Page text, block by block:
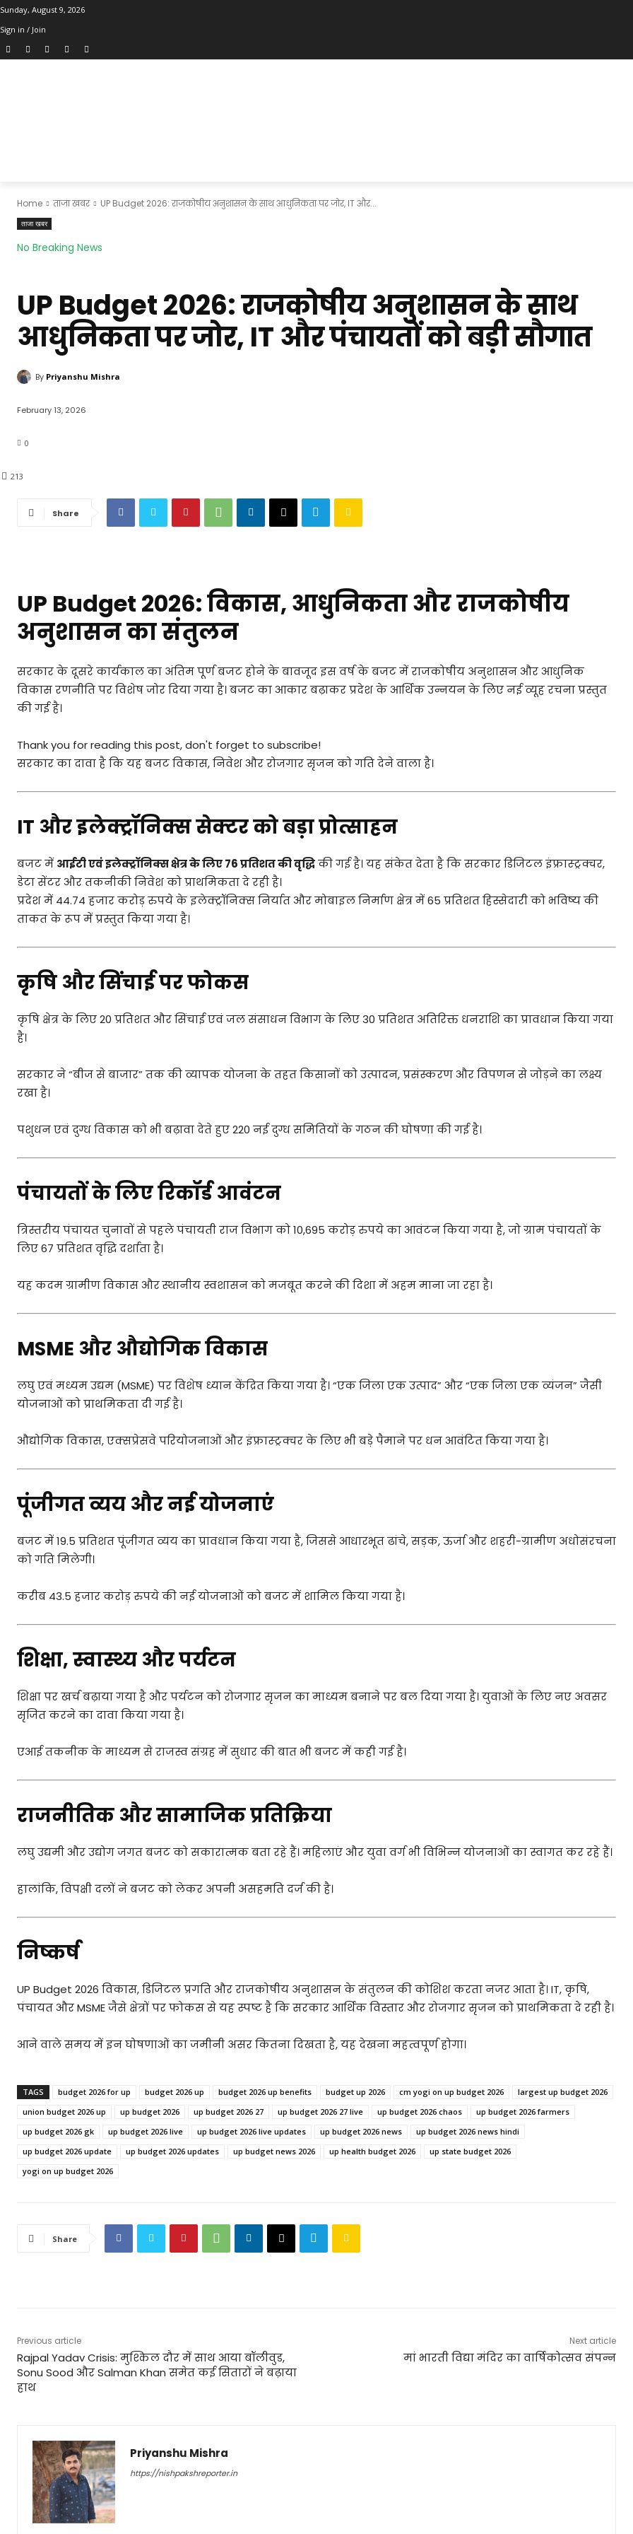
Sunday, August 9, 2026
Sign in / Join
Home ताजा खबर UP Budget 2026: राजकोषीय अनुशासन के साथ आधुनिकता पर जोर, IT और...
ताजा खबर
No Breaking News
UP Budget 2026: राजकोषीय अनुशासन के साथ
आधुनिकता पर जोर, IT और पंचायतों को बड़ी सौगात
By Priyanshu Mishra
February 13, 2026
0
213
Share
UP Budget 2026: विकास, आधुनिकता और राजकोषीय
अनुशासन का संतुलन
सरकार के दूसरे कार्यकाल का अंतिम पूर्ण बजट होने के बावजूद इस वर्ष के बजट में राजकोषीय अनुशासन और आधुनिक
विकास रणनीति पर विशेष जोर दिया गया है। बजट का आकार बढ़ाकर प्रदेश के आर्थिक उन्नयन के लिए नई व्यूह रचना प्रस्तुत
की गई है।
Thank you for reading this post, don't forget to subscribe!
सरकार का दावा है कि यह बजट विकास, निवेश और रोजगार सृजन को गति देने वाला है।
IT और इलेक्ट्रॉनिक्स सेक्टर को बड़ा प्रोत्साहन
बजट में आईटी एवं इलेक्ट्रॉनिक्स क्षेत्र के लिए 76 प्रतिशत की वृद्धिकी गई है। यह संकेत देता है कि सरकार डिजिटल इंफ्रास्ट्रक्चर,
डेटा सेंटर और तकनीकी निवेश को प्राथमिकता दे रही है।
प्रदेश में 44.74 हजार करोड़ रुपये के इलेक्ट्रॉनिक्स निर्यात और मोबाइल निर्माण क्षेत्र में 65 प्रतिशत हिस्सेदारी को भविष्य की
ताकत के रूप में प्रस्तुत किया गया है।
कृषि और सिंचाई पर फोकस
कृषि क्षेत्र के लिए 20 प्रतिशत और सिंचाई एवं जल संसाधन विभाग के लिए 30 प्रतिशत अतिरिक्त धनराशि का प्रावधान किया गया
है।
सरकार ने “बीज से बाजार” तक की व्यापक योजना के तहत किसानों को उत्पादन, प्रसंस्करण और विपणन से जोड़ने का लक्ष्य
रखा है।
पशुधन एवं दुग्ध विकास को भी बढ़ावा देते हुए 220 नई दुग्ध समितियों के गठन की घोषणा की गई है।
पंचायतों के लिए रिकॉर्ड आवंटन
त्रिस्तरीय पंचायत चुनावों से पहले पंचायती राज विभाग को 10,695 करोड़ रुपये का आवंटन किया गया है, जो ग्राम पंचायतों के
लिए 67 प्रतिशत वृद्धि दर्शाता है।
यह कदम ग्रामीण विकास और स्थानीय स्वशासन को मजबूत करने की दिशा में अहम माना जा रहा है।
MSME और औद्योगिक विकास
लघु एवं मध्यम उद्यम (MSME) पर विशेष ध्यान केंद्रित किया गया है। “एक जिला एक उत्पाद” और “एक जिला एक व्यंजन” जैसी
योजनाओं को प्राथमिकता दी गई है।
औद्योगिक विकास, एक्सप्रेसवे परियोजनाओं और इंफ्रास्ट्रक्चर के लिए भी बड़े पैमाने पर धन आवंटित किया गया है।
पूंजीगत व्यय और नई योजनाएं
बजट में 19.5 प्रतिशत पूंजीगत व्यय का प्रावधान किया गया है, जिससे आधारभूत ढांचे, सड़क, ऊर्जा और शहरी-ग्रामीण अधोसंरचना
को गति मिलेगी।
करीब 43.5 हजार करोड़ रुपये की नई योजनाओं को बजट में शामिल किया गया है।
शिक्षा, स्वास्थ्य और पर्यटन
शिक्षा पर खर्च बढ़ाया गया है और पर्यटन को रोजगार सृजन का माध्यम बनाने पर बल दिया गया है। युवाओं के लिए नए अवसर
सृजित करने का दावा किया गया है।
एआई तकनीक के माध्यम से राजस्व संग्रह में सुधार की बात भी बजट में कही गई है।
राजनीतिक और सामाजिक प्रतिक्रिया
लघु उद्यमी और उद्योग जगत बजट को सकारात्मक बता रहे हैं। महिलाएं और युवा वर्ग भी विभिन्न योजनाओं का स्वागत कर रहे हैं।
हालांकि, विपक्षी दलों ने बजट को लेकर अपनी असहमति दर्ज की है।
निष्कर्ष
UP Budget 2026 विकास, डिजिटल प्रगति और राजकोषीय अनुशासन के संतुलन की कोशिश करता नजर आता है। IT, कृषि,
पंचायत और MSME जैसे क्षेत्रों पर फोकस से यह स्पष्ट है कि सरकार आर्थिक विस्तार और रोजगार सृजन को प्राथमिकता दे रही है।
आने वाले समय में इन घोषणाओं का जमीनी असर कितना दिखता है, यह देखना महत्वपूर्ण होगा।
TAGS budget 2026 for up budget 2026 up budget 2026 up benefits budget up 2026 cm yogi on up budget 2026
largest up budget 2026
union budget 2026 up
up budget 2026 up budget 2026 27 up budget 2026 27 live up budget 2026 chaos
up budget 2026 farmers
up budget 2026 gk
up budget 2026 live up budget 2026 live updates up budget 2026 news
up budget 2026 news hindi
up budget 2026 update
up budget 2026 updates up budget news 2026 up health budget 2026
up state budget 2026
yogi on up budget 2026
Share
Previous article
Rajpal Yadav Crisis: मुश्किल दौर में साथ आया बॉलीवुड,
Sonu Sood और Salman Khan समेत कई सितारों ने बढ़ाया
हाथ
Next article
मां भारती विद्या मंदिर का वार्षिकोत्सव संपन्न
Priyanshu Mishra
https://nishpakshreporter.in